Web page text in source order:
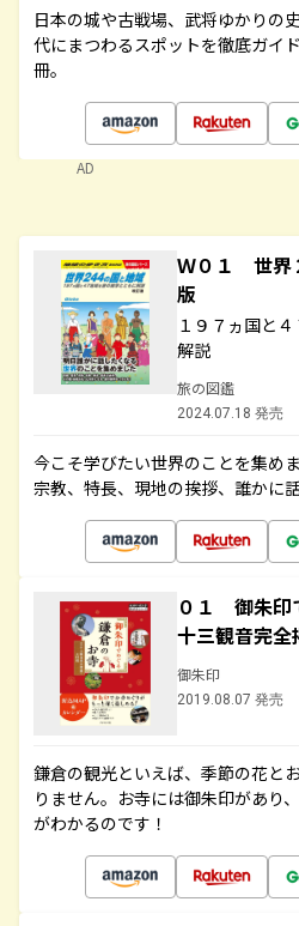
日本の城や古戦場、武将ゆかりの
代にまつわるスポットを徹底ガイ
冊。
AD
Ｗ０１ 世界
版
１９７ヵ国と
解説
旅の図鑑
2024.07.18 発売
今こそ学びたい世界のことを集め
宗教、特長、現地の挨拶、誰かに
０１ 御朱印
十三観音完
御朱印
2019.08.07 発売
鎌倉の観光といえば、季節の花と
りません。お寺には御朱印があり
がわかるのです！